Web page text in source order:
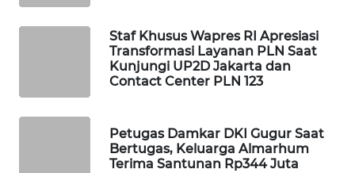
Staf Khusus Wapres RI Apresiasi
Transformasi Layanan PLN Saat
Kunjungi UP2D Jakarta dan
Contact Center PLN 123
Petugas Damkar DKI Gugur Saat
Bertugas, Keluarga Almarhum
Terima Santunan Rp344 Juta
OTOMOTIF